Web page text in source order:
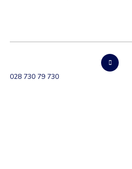
028 730 79 730